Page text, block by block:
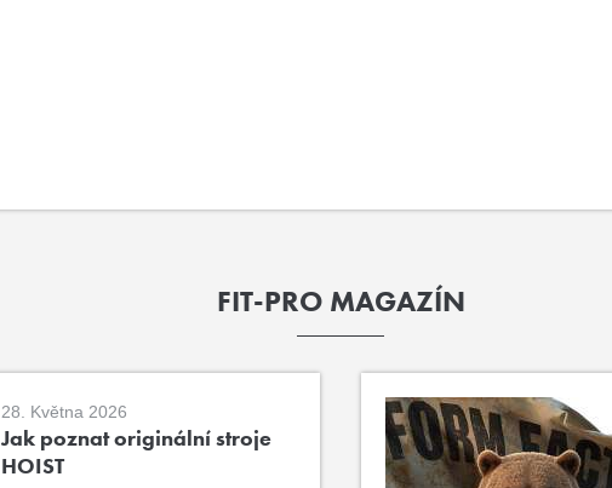
FIT-PRO MAGAZÍN
28. Května 2026
Jak poznat originální stroje
HOIST